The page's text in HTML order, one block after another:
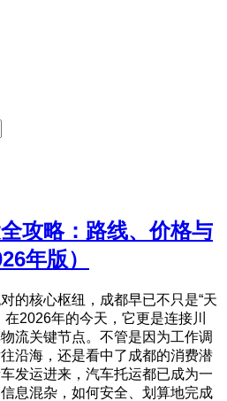
攻略：路线、价格与
年版）
的核心枢纽，成都早已不只是“天
在2026年的今天，它更是连接川
流关键节点。不管是因为工作调
沿海，还是看中了成都的消费潜
发运进来，汽车托运都已成为一
息混杂，如何安全、划算地完成